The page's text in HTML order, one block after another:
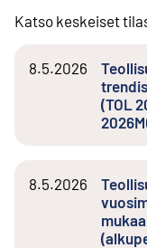
Katso keskeiset
8.5.2026
(TOL
8.5.2026